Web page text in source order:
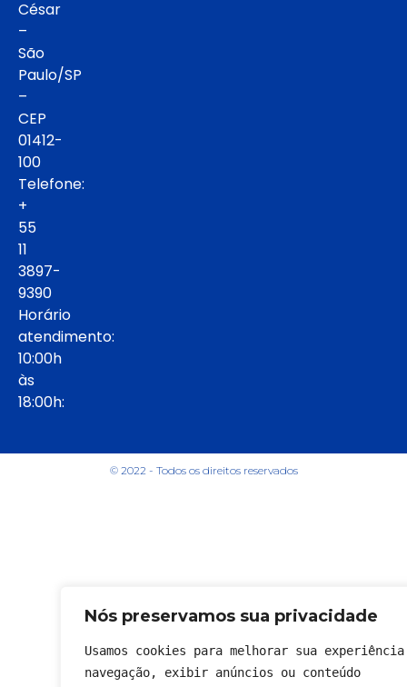
Nós preservamos sua privacidade
Usamos cookies para melhorar sua
navegação, exibir anúncios ou conteúdo
César
–
São
Paulo/SP
–
CEP
01412-
100
Telefone:
+
55
11
3897-
9390
Horário
atendimento:
10:00h
às
18:00h:
© 2022 - Todos os direitos reservados